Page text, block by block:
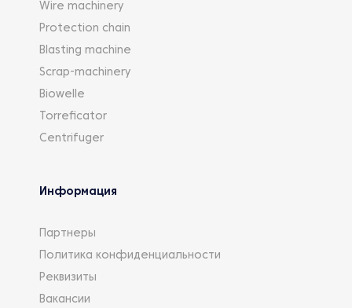
Wire machinery
Protection chain
Blasting machine
Scrap-machinery
Biowelle
Torreficator
Centrifuger
Информация
Партнеры
Политика конфиденциальности
Реквизиты
Вакансии